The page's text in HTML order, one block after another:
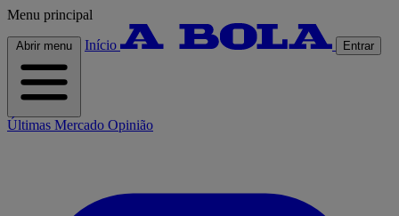
Menu principal
Abrir menu Início Entrar
Últimas Mercado Opinião